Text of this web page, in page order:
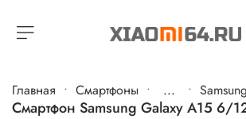
Главная Cмартфоны ...
Смартфон Samsung Galaxy A15 6/